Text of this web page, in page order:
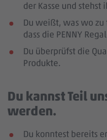
der Kasse und
Du weißt, was wo zu
dass die PENNY
Du überprüfst die
Produkte.
Du kannst Teil
werden.
Du konntest bereits